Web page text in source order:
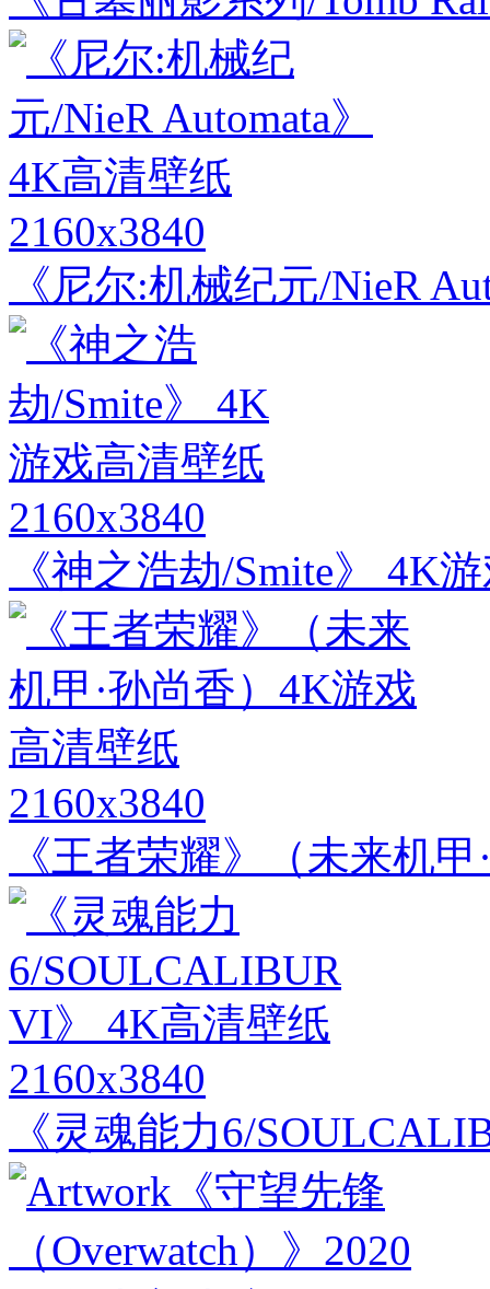
2160x3840
《尼尔:机械纪元/NieR
2160x3840
《神之浩劫/Smite》 4K
2160x3840
《王者荣耀》（未来机
2160x3840
《灵魂能力6/